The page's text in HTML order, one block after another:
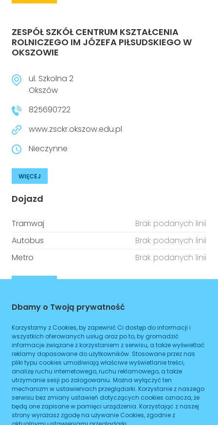
ZESPÓŁ SZKÓŁ CENTRUM KSZTAŁCENIA
ROLNICZEGO IM JÓZEFA PIŁSUDSKIEGO W
OKSZOWIE
ul. Szkolna 2
Okszów
825690722
www.zsckr.okszow.edu.pl
Nieczynne
WIĘCEJ
Dojazd
Tramwaj
Brak podanych linii
Autobus
Brak podanych linii
Metro
Brak podanych linii
Godziny otwarcia
Poniedziałek 08:00 -16:00
Wtorek
08:00-16:00
Środa
08:00-
Czwartek
08:00 -16:00
Piątek
08:00 -16:00
Dbamy o Twoją prywatność
Korzystamy z Cookies, by zapewnić Ci dostęp do informacji i
wszystkich oferowanych usług oraz po to, by gromadzić
informacje związane z korzystaniem z serwisu, a także wyświetlać
reklamy dopasowane do użytkowników. Stosowane przez nas
pliki typu cookies umożliwiają właściwe wyświetlanie treści,
analizę ruchu internetowego, ruchu reklamowego, a także
utrzymanie sesji po zalogowaniu. Można wyłączyć ten
mechanizm w ustawieniach przeglądarki. Korzystanie z naszego
serwisu bez zmiany ustawień dotyczących cookies oznacza, że
będą one zapisane w pamięci urządzenia. Korzystając z naszej
strony wyrażasz zgodę na używanie Cookies, zgodnie z